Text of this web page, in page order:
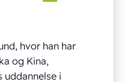
hvor han har
og Kina,
uddannelse i